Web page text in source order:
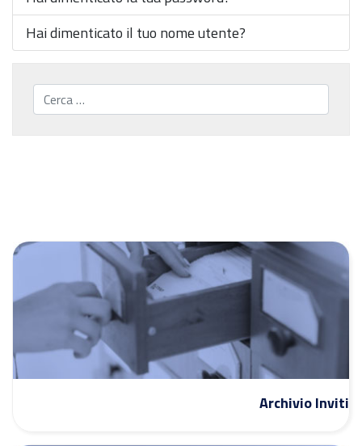
Hai dimenticato il tuo nome utente?
Cerca...
Archivio Inviti